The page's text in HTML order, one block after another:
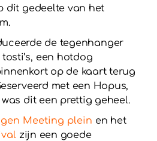
dit gedeelte van het
de tegenhanger
een hotdog
op de kaart terug
met een Hopus,
dit een prettig geheel.
Meeting plein en het
zijn een goede